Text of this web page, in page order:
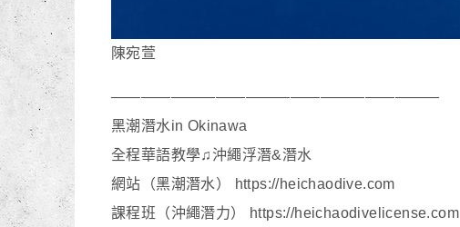
陳宛萱
——————————————————————
黑潮潛水in Okinawa
全程華語教學♫沖繩浮潛&潛水
網站（黑潮潛水） https://heichaodive.com
課程班（沖繩潛力） https://heichaodivelicense.com